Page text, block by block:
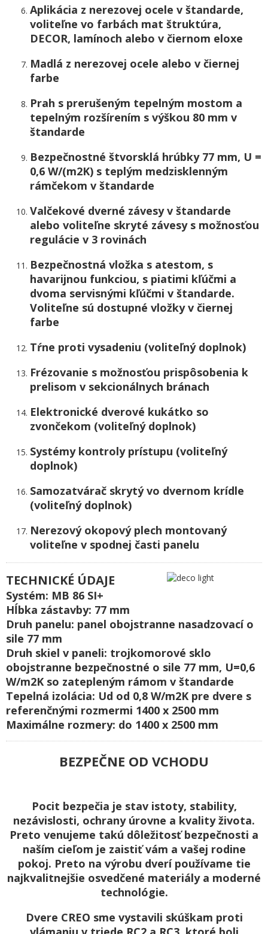
Aplikácia z nerezovej ocele v štandarde,
voliteľne vo farbách mat štruktúra,
DECOR, lamínoch alebo v čiernom eloxe
Madlá z nerezovej ocele alebo v čiernej
farbe
Prah s prerušeným tepelným mostom a
tepelným rozšírením s výškou 80 mm v
štandarde
Bezpečnostné štvorsklá hrúbky 77 mm, U =
0,6 W/(m2K) s teplým medzisklenným
rámčekom v štandarde
Valčekové dverné závesy v štandarde
alebo voliteľne skryté závesy s možnosťou
regulácie v 3 rovinách
Bezpečnostná vložka s atestom, s
havarijnou funkciou, s piatimi kľúčmi a
dvoma servisnými kľúčmi v štandarde.
Voliteľne sú dostupné vložky v čiernej
farbe
Tŕne proti vysadeniu (voliteľný doplnok)
Frézovanie s možnosťou prispôsobenia k
prelisom v sekcionálnych bránach
Elektronické dverové kukátko so
zvončekom (voliteľný doplnok)
Systémy kontroly prístupu (voliteľný
doplnok)
Samozatvárač skrytý vo dvernom krídle
(voliteľný doplnok)
Nerezový okopový plech montovaný
voliteľne v spodnej časti panelu
TECHNICKÉ ÚDAJE
Systém: MB 86 SI+
Hĺbka zástavby: 77 mm
Druh panelu: panel obojstranne nasadzovací o
sile 77 mm
Druh skiel v paneli: trojkomorové sklo
obojstranne bezpečnostné o sile 77 mm, U=0,6
W/m2K so zatepleným rámom v štandarde
Tepelná izolácia: Ud od 0,8 W/m2K pre dvere s
referenčnými rozmermi 1400 x 2500 mm
Maximálne rozmery: do 1400 x 2500 mm
BEZPEČNE OD VCHODU
Pocit bezpečia je stav istoty, stability,
nezávislosti, ochrany úrovne a kvality života.
Preto venujeme takú dôležitosť bezpečnosti a
naším cieľom je zaistiť vám a vašej rodine
pokoj. Preto na výrobu dverí používame tie
najkvalitnejšie osvedčené materiály a moderné
technológie.
Dvere CREO sme vystavili skúškam proti